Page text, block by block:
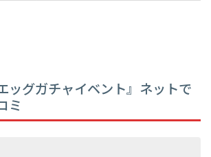
ッグガチャイベント』ネットで
ミ